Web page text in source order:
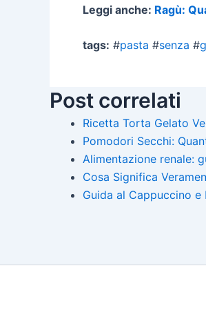
Leggi anche: Ragù:
tags: #pasta #senza #
Post correlati
Ricetta Torta Gelato
Pomodori Secchi:
Alimentazione renale:
Cosa Significa
Guida al Cappuccino